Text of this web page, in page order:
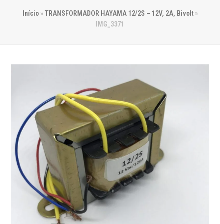
Início»TRANSFORMADOR HAYAMA 12/2S – 12V, 2A, Bivolt»
IMG_3371